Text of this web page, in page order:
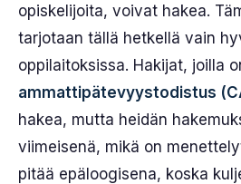
opiskelijoita, voivat hakea.
tarjotaan tällä hetkellä vain
oppilaitoksissa. Hakijat, joilla
ammattipätevyystodistus
hakea, mutta heidän
viimeisenä, mikä on
pitää epäloogisena, koska